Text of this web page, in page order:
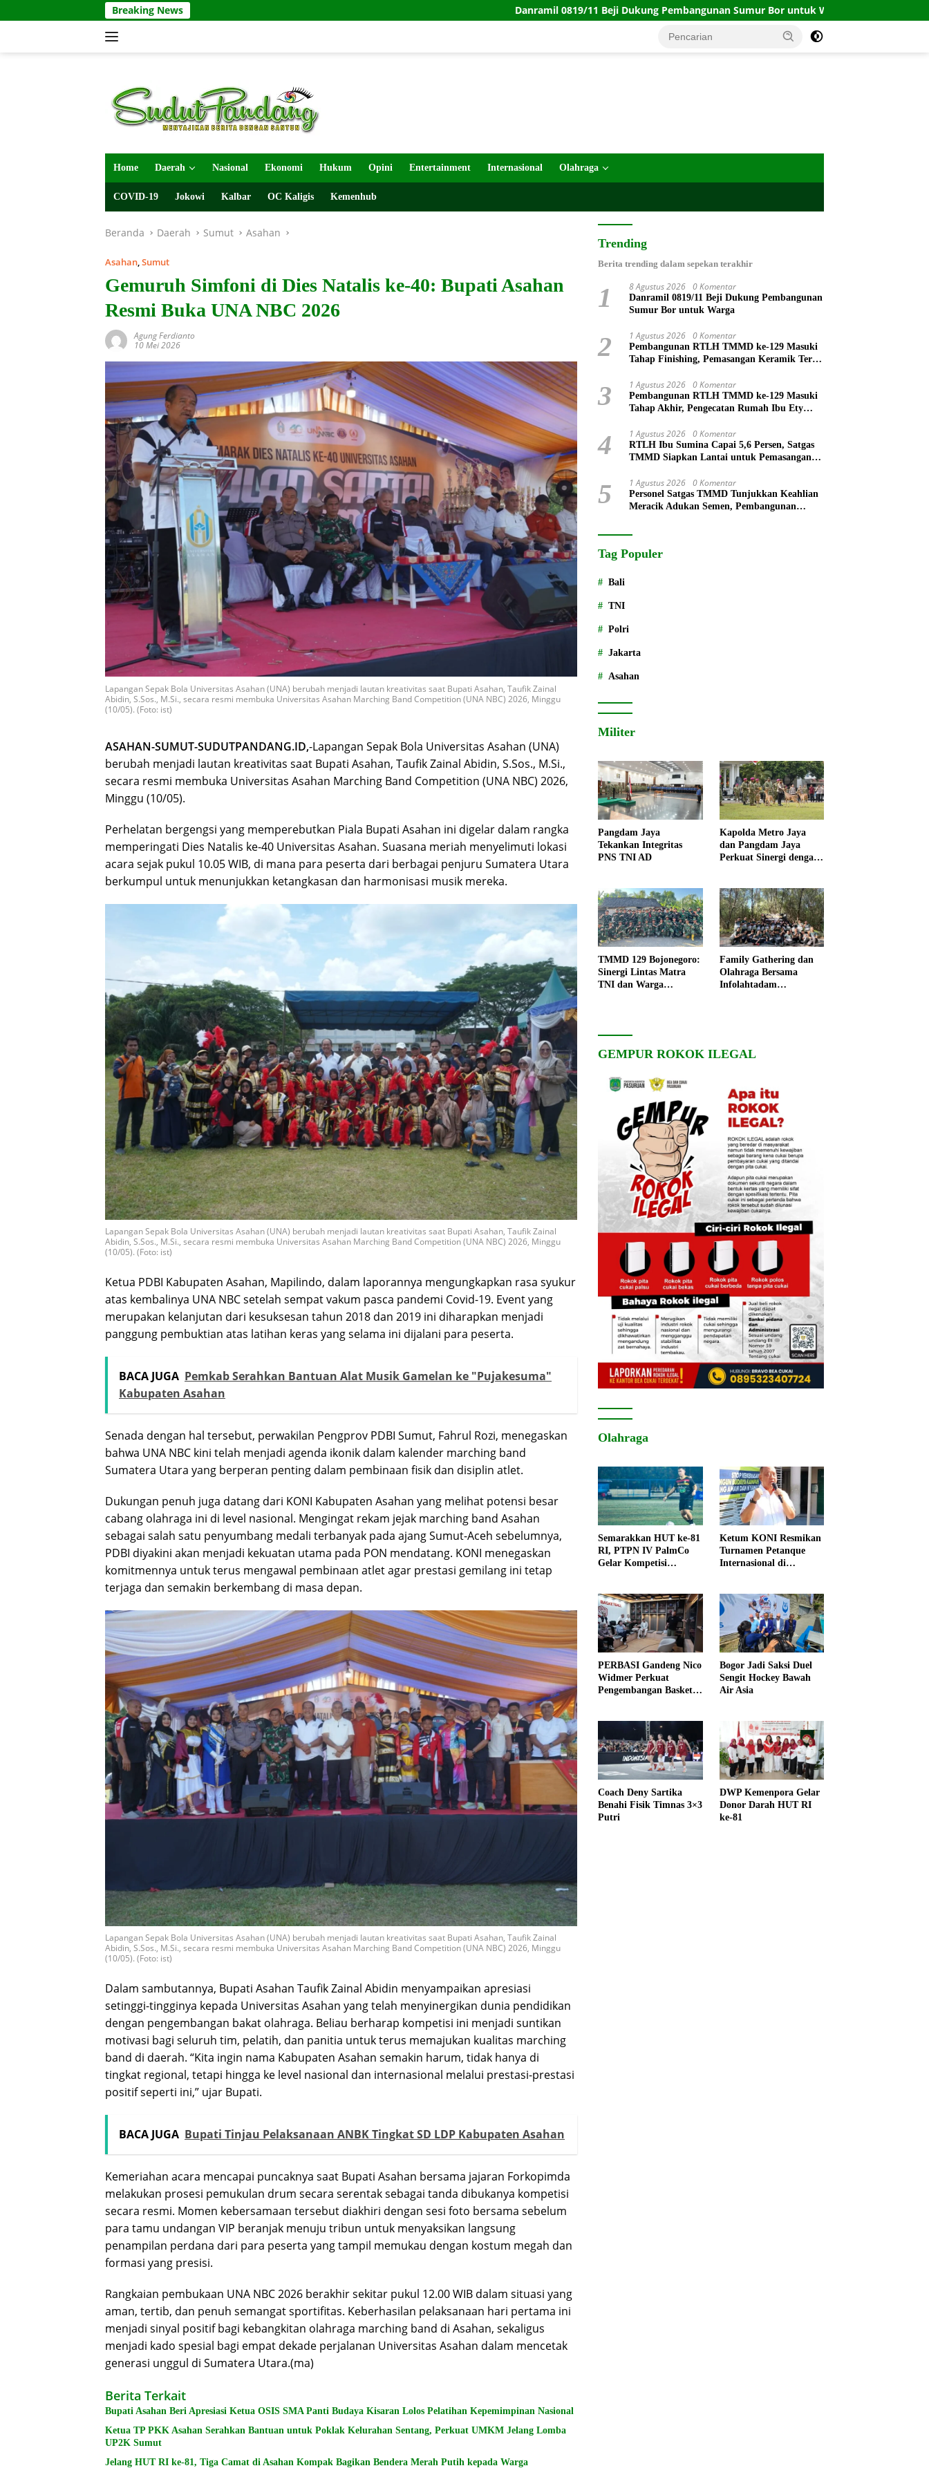
ke
Breaking News Danramil 0819/11 Beji Dukung Pembangunan Sumur Bor untuk Warga Kebakaran Melahap
Home Daerah Nasional Ekonomi Hukum Opini Entertainment Internasional Olahraga
COVID-19 Jokowi Kalbar OC Kaligis Kemenhub
Beranda Daerah Sumut Asahan
Asahan,Sumut
Gemuruh Simfoni di Dies Natalis ke-40: Bupati Asahan
Resmi Buka UNA NBC 2026
Agung Ferdianto
10 Mei 2026
Lapangan Sepak Bola Universitas Asahan (UNA) berubah menjadi lautan kreativitas saat Bupati Asahan, Taufik Zainal
Abidin, S.Sos., M.Si., secara resmi membuka Universitas Asahan Marching Band Competition (UNA NBC) 2026, Minggu
(10/05). (Foto: ist)
​ASAHAN-SUMUT-SUDUTPANDANG.ID,-Lapangan Sepak Bola Universitas Asahan (UNA)
berubah menjadi lautan kreativitas saat Bupati Asahan, Taufik Zainal Abidin, S.Sos., M.Si.,
secara resmi membuka Universitas Asahan Marching Band Competition (UNA NBC) 2026,
Minggu (10/05).
Perhelatan bergengsi yang memperebutkan Piala Bupati Asahan ini digelar dalam rangka
memperingati Dies Natalis ke-40 Universitas Asahan. Suasana meriah menyelimuti lokasi
acara sejak pukul 10.05 WIB, di mana para peserta dari berbagai penjuru Sumatera Utara
berkumpul untuk menunjukkan ketangkasan dan harmonisasi musik mereka.
Lapangan Sepak Bola Universitas Asahan (UNA) berubah menjadi lautan kreativitas saat Bupati Asahan, Taufik Zainal
Abidin, S.Sos., M.Si., secara resmi membuka Universitas Asahan Marching Band Competition (UNA NBC) 2026, Minggu
(10/05). (Foto: ist)
​Ketua PDBI Kabupaten Asahan, Mapilindo, dalam laporannya mengungkapkan rasa syukur
atas kembalinya UNA NBC setelah sempat vakum pasca pandemi Covid-19. Event yang
merupakan kelanjutan dari kesuksesan tahun 2018 dan 2019 ini diharapkan menjadi
panggung pembuktian atas latihan keras yang selama ini dijalani para peserta.
BACA JUGA Pemkab Serahkan Bantuan Alat Musik Gamelan ke "Pujakesuma"
Kabupaten Asahan
Senada dengan hal tersebut, perwakilan Pengprov PDBI Sumut, Fahrul Rozi, menegaskan
bahwa UNA NBC kini telah menjadi agenda ikonik dalam kalender marching band
Sumatera Utara yang berperan penting dalam pembinaan fisik dan disiplin atlet.
​Dukungan penuh juga datang dari KONI Kabupaten Asahan yang melihat potensi besar
cabang olahraga ini di level nasional. Mengingat rekam jejak marching band Asahan
sebagai salah satu penyumbang medali terbanyak pada ajang Sumut-Aceh sebelumnya,
PDBI diyakini akan menjadi kekuatan utama pada PON mendatang. KONI menegaskan
komitmennya untuk terus mengawal pembinaan atlet agar prestasi gemilang ini tetap
terjaga dan semakin berkembang di masa depan.
Lapangan Sepak Bola Universitas Asahan (UNA) berubah menjadi lautan kreativitas saat Bupati Asahan, Taufik Zainal
Abidin, S.Sos., M.Si., secara resmi membuka Universitas Asahan Marching Band Competition (UNA NBC) 2026, Minggu
(10/05). (Foto: ist)
​Dalam sambutannya, Bupati Asahan Taufik Zainal Abidin menyampaikan apresiasi
setinggi-tingginya kepada Universitas Asahan yang telah menyinergikan dunia pendidikan
dengan pengembangan bakat olahraga. Beliau berharap kompetisi ini menjadi suntikan
motivasi bagi seluruh tim, pelatih, dan panitia untuk terus memajukan kualitas marching
band di daerah. “Kita ingin nama Kabupaten Asahan semakin harum, tidak hanya di
tingkat regional, tetapi hingga ke level nasional dan internasional melalui prestasi-prestasi
positif seperti ini,” ujar Bupati.
BACA JUGA Bupati Tinjau Pelaksanaan ANBK Tingkat SD LDP Kabupaten Asahan
​Kemeriahan acara mencapai puncaknya saat Bupati Asahan bersama jajaran Forkopimda
melakukan prosesi pemukulan drum secara serentak sebagai tanda dibukanya kompetisi
secara resmi. Momen kebersamaan tersebut diakhiri dengan sesi foto bersama sebelum
para tamu undangan VIP beranjak menuju tribun untuk menyaksikan langsung
penampilan perdana dari para peserta yang tampil memukau dengan kostum megah dan
formasi yang presisi.
​Rangkaian pembukaan UNA NBC 2026 berakhir sekitar pukul 12.00 WIB dalam situasi yang
aman, tertib, dan penuh semangat sportifitas. Keberhasilan pelaksanaan hari pertama ini
menjadi sinyal positif bagi kebangkitan olahraga marching band di Asahan, sekaligus
menjadi kado spesial bagi empat dekade perjalanan Universitas Asahan dalam mencetak
generasi unggul di Sumatera Utara.(ma)
Berita Terkait
Bupati Asahan Beri Apresiasi Ketua OSIS SMA Panti Budaya Kisaran Lolos Pelatihan Kepemimpinan Nasional
Ketua TP PKK Asahan Serahkan Bantuan untuk Poklak Kelurahan Sentang, Perkuat UMKM Jelang Lomba
UP2K Sumut
Jelang HUT RI ke-81, Tiga Camat di Asahan Kompak Bagikan Bendera Merah Putih kepada Warga
Trending
Berita trending dalam sepekan terakhir
1 8 Agustus 2026 0 Komentar
Danramil 0819/11 Beji Dukung Pembangunan
Sumur Bor untuk Warga
2 1 Agustus 2026 0 Komentar
Pembangunan RTLH TMMD ke-129 Masuki
Tahap Finishing, Pemasangan Keramik Terus
3 1 Agustus 2026 0 Komentar
Pembangunan RTLH TMMD ke-129 Masuki
Tahap Akhir, Pengecatan Rumah Ibu Ety
4 1 Agustus 2026 0 Komentar
RTLH Ibu Sumina Capai 5,6 Persen, Satgas
TMMD Siapkan Lantai untuk Pemasangan
5 1 Agustus 2026 0 Komentar
Personel Satgas TMMD Tunjukkan Keahlian
Meracik Adukan Semen, Pembangunan
Tag Populer
Bali
TNI
Polri
Jakarta
Asahan
Militer
Pangdam Jaya
Tekankan Integritas
PNS TNI AD
Kapolda Metro Jaya
dan Pangdam Jaya
Perkuat Sinergi dengan
TMMD 129 Bojonegoro:
Sinergi Lintas Matra
TNI dan Warga
Family Gathering dan
Olahraga Bersama
Infolahtadam
GEMPUR ROKOK ILEGAL
Olahraga
Semarakkan HUT ke-81
RI, PTPN IV PalmCo
Gelar Kompetisi
Ketum KONI Resmikan
Turnamen Petanque
Internasional di
PERBASI Gandeng Nico
Widmer Perkuat
Pengembangan Basket
Bogor Jadi Saksi Duel
Sengit Hockey Bawah
Air Asia
Coach Deny Sartika
Benahi Fisik Timnas 3×3
Putri
DWP Kemenpora Gelar
Donor Darah HUT RI
ke-81